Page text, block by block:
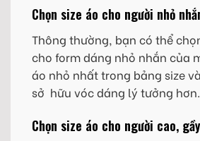
Chọn size áo cho người nhỏ
Thông thường, bạn có thể
cho form dáng nhỏ nhắn của
áo nhỏ nhất trong bảng size
sở hữu vóc dáng lý tưởng hơn.
Chọn size áo cho người cao, gầy